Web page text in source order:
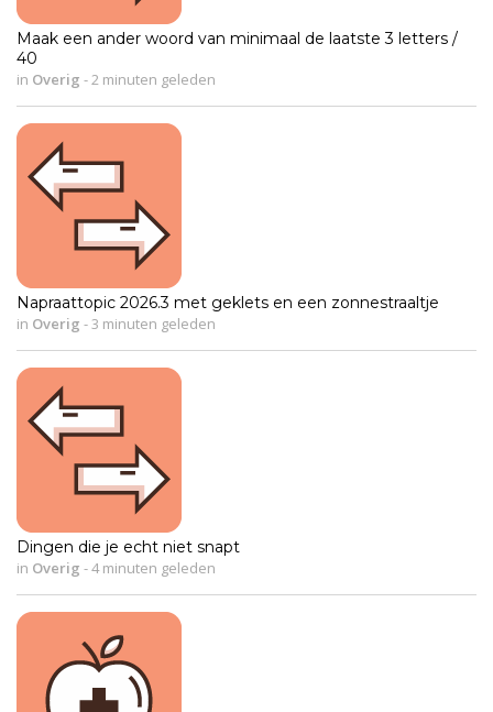
Maak een ander woord van minimaal de laatste 3 letters /
40
in Overig -2 minuten geleden
Napraattopic 2026.3 met geklets en een zonnestraaltje
in Overig -3 minuten geleden
Dingen die je echt niet snapt
in Overig -4 minuten geleden